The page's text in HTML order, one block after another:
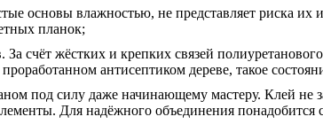
основы влажностью, не представляет риска их
планок;
счёт жёстких и крепких связей
антисептиком дереве, такое
под силу даже начинающему мастеру. Клей не
Для надёжного объединения понадобится